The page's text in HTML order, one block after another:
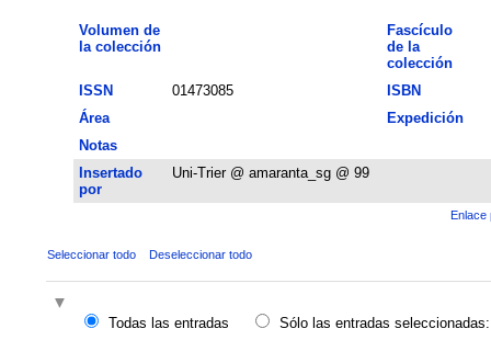
Volumen de
la colección
Fascículo
de la
colección
ISSN
01473085
ISBN
Área
Expedición
Notas
Insertado
por
Uni-Trier @ amaranta_sg @ 99
Enlace
Seleccionar todo Deseleccionar todo
Todas las entradas
Sólo las entradas seleccionadas: